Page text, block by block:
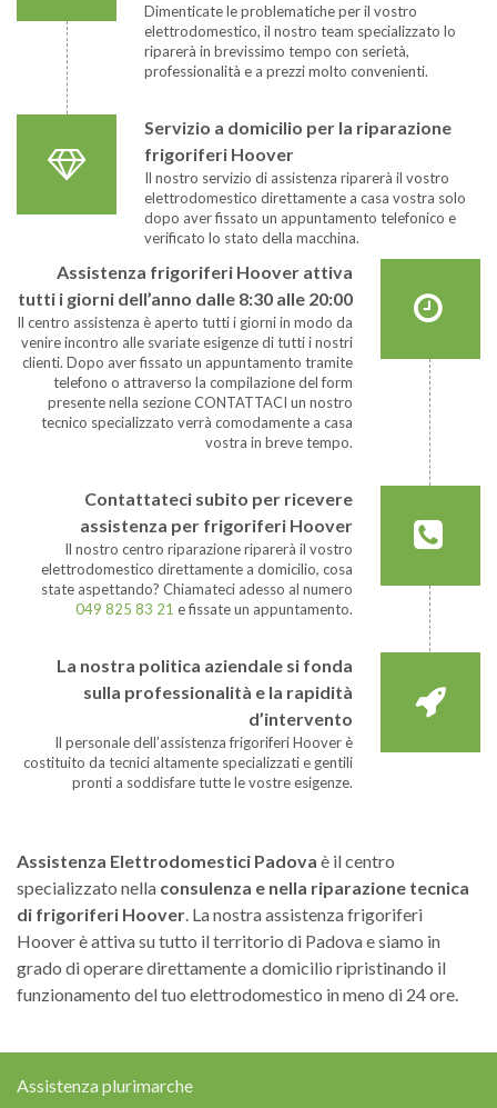
Dimenticate le problematiche per il vostro
elettrodomestico, il nostro team specializzato lo
riparerà in brevissimo tempo con serietà,
professionalità e a prezzi molto convenienti.
Servizio a domicilio per la riparazione
frigoriferi Hoover
Il nostro servizio di assistenza riparerà il vostro
elettrodomestico direttamente a casa vostra solo
dopo aver fissato un appuntamento telefonico e
verificato lo stato della macchina.
Assistenza frigoriferi Hoover attiva
tutti i giorni dell’anno dalle 8:30 alle 20:00
Il centro assistenza è aperto tutti i giorni in modo da
venire incontro alle svariate esigenze di tutti i nostri
clienti. Dopo aver fissato un appuntamento tramite
telefono o attraverso la compilazione del form
presente nella sezione CONTATTACI un nostro
tecnico specializzato verrà comodamente a casa
vostra in breve tempo.
Contattateci subito per ricevere
assistenza per frigoriferi Hoover
Il nostro centro riparazione riparerà il vostro
elettrodomestico direttamente a domicilio, cosa
state aspettando? Chiamateci adesso al numero
049 825 83 21 e fissate un appuntamento.
La nostra politica aziendale si fonda
sulla professionalità e la rapidità
d’intervento
Il personale dell’assistenza frigoriferi Hoover è
costituito da tecnici altamente specializzati e gentili
pronti a soddisfare tutte le vostre esigenze.
Assistenza Elettrodomestici Padova è il centro
specializzato nella consulenza e nella riparazione tecnica
di frigoriferi Hoover. La nostra assistenza frigoriferi
Hoover è attiva su tutto il territorio di Padova e siamo in
grado di operare direttamente a domicilio ripristinando il
funzionamento del tuo elettrodomestico in meno di 24 ore.
Assistenza plurimarche